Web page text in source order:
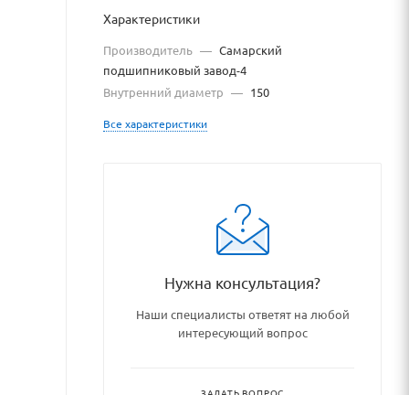
Характеристики
Производитель — Самарский
подшипниковый завод-4
Внутренний диаметр — 150
Все характеристики
Нужна консультация?
Наши специалисты ответят на любой
интересующий вопрос